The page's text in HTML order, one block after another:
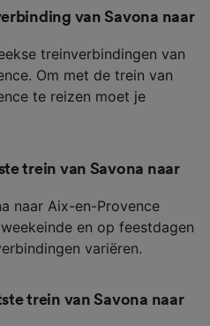
van Savona naar
treinverbindingen van
Om met de trein van
te reizen moet je
trein van Savona naar
naar Aix-en-Provence
en op feestdagen
variëren.
trein van Savona naar